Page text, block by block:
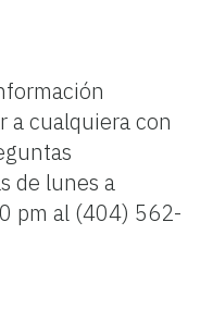
a cualquiera con
de lunes a
pm al (404) 562-